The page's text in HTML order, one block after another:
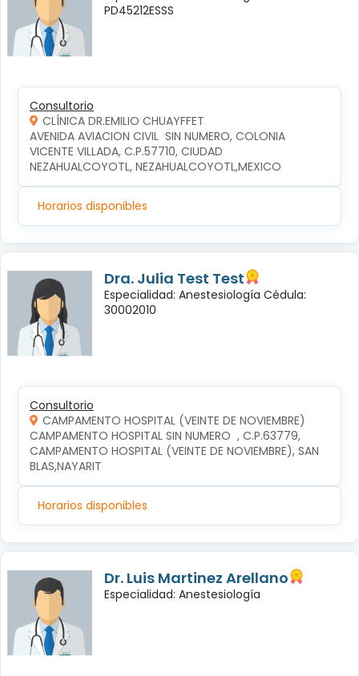
PD45212ESSS
Consultorio
CLÍNICA DR.EMILIO CHUAYFFET
AVENIDA AVIACION CIVIL  SIN NUMERO, COLONIA
VICENTE VILLADA, C.P.57710, CIUDAD
NEZAHUALCOYOTL, NEZAHUALCOYOTL,MEXICO
Horarios disponibles
Dra. Julia Test Test
Especialidad: Anestesiología Cédula:
30002010
Consultorio
CAMPAMENTO HOSPITAL (VEINTE DE NOVIEMBRE)
CAMPAMENTO HOSPITAL SIN NUMERO  , C.P.63779,
CAMPAMENTO HOSPITAL (VEINTE DE NOVIEMBRE), SAN
BLAS,NAYARIT
Horarios disponibles
Dr. Luis Martinez Arellano
Especialidad: Anestesiología